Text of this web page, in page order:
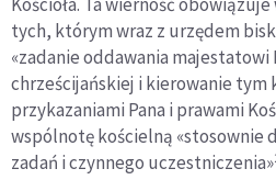
tych, którym wraz z urzędem
«zadanie oddawania
chrześcijańskiej i kierowanie tym
przykazaniami Pana i prawami
wspólnotę kościelną «stosownie
zadań i czynnego uczestniczenia»